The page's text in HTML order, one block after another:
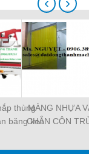
thùng
băng keo
MÀNG NHỰA
CHẮN CÔN
KHO LẠNH,